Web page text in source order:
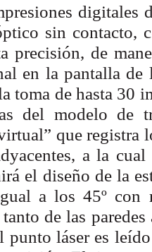
digitales
sin
precisión, de
en la pantalla de
toma de hasta 30
del modelo de
que registra
a la
el diseño de la
a los 45º con
de las
punto láser es